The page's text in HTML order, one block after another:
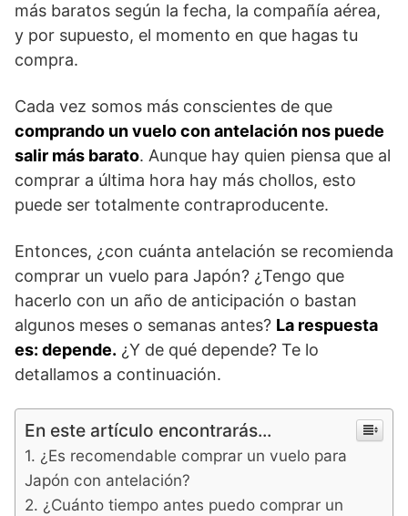
más baratos según la fecha, la compañía aérea,
y por supuesto, el momento en que hagas tu
compra.
Cada vez somos más conscientes de que
comprando un vuelo con antelación nos puede
salir más barato. Aunque hay quien piensa que al
comprar a última hora hay más chollos, esto
puede ser totalmente contraproducente.
Entonces, ¿con cuánta antelación se recomienda
comprar un vuelo para Japón? ¿Tengo que
hacerlo con un año de anticipación o bastan
algunos meses o semanas antes? La respuesta
es: depende. ¿Y de qué depende? Te lo
detallamos a continuación.
En este artículo encontrarás...
¿Es recomendable comprar un vuelo para
Japón con antelación?
¿Cuánto tiempo antes puedo comprar un